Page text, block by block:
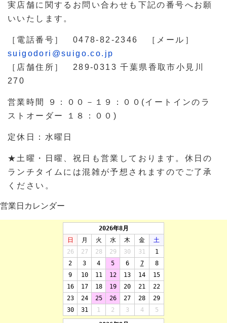
実店舗に関するお問い合わせも下記の番号へお願
いいたします。
［電話番号］ 0478-82-2346 ［メール］
suigodori@suigo.co.jp
［店舗住所］ 289-0313 千葉県香取市小見川
270
営業時間 ９：００－１９：００(イートインのラ
ストオーダー １８：００)
定休日：水曜日
★土曜・日曜、祝日も営業しております。休日の
ランチタイムには混雑が予想されますのでご了承
ください。
営業日カレンダー